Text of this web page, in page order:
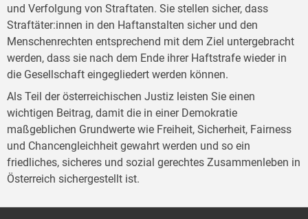
und Verfolgung von Straftaten. Sie stellen sicher, dass
Straftäter:innen in den Haftanstalten sicher und den
Menschenrechten entsprechend mit dem Ziel untergebracht
werden, dass sie nach dem Ende ihrer Haftstrafe wieder in
die Gesellschaft eingegliedert werden können.
Als Teil der österreichischen Justiz leisten Sie einen
wichtigen Beitrag, damit die in einer Demokratie
maßgeblichen Grundwerte wie Freiheit, Sicherheit, Fairness
und Chancengleichheit gewahrt werden und so ein
friedliches, sicheres und sozial gerechtes Zusammenleben in
Österreich sichergestellt ist.